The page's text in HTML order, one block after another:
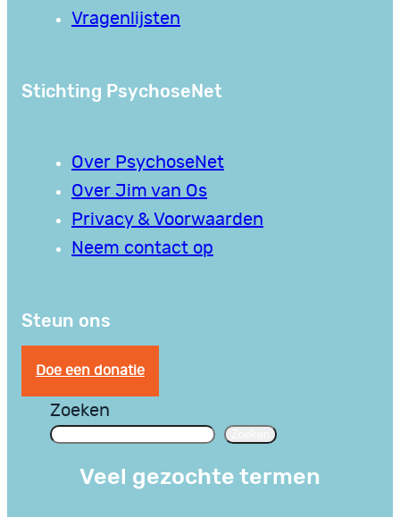
Vragenlijsten
Stichting PsychoseNet
Over PsychoseNet
Over Jim van Os
Privacy & Voorwaarden
Neem contact op
Steun ons
Doe een donatie
Zoeken
Veel gezochte termen